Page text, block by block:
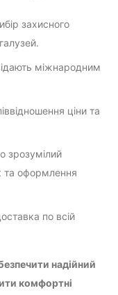
захисного
міжнародним
ціни та
зрозумілий
та оформлення
по всій
надійний
комфортні